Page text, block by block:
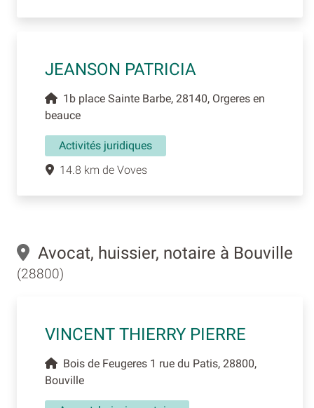
JEANSON PATRICIA
1b place Sainte Barbe, 28140, Orgeres en
beauce
Activités juridiques
14.8 km de Voves
Avocat, huissier, notaire à Bouville
(28800)
VINCENT THIERRY PIERRE
Bois de Feugeres 1 rue du Patis, 28800,
Bouville